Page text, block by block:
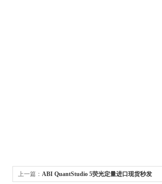
上一篇： ABI QuantStudio 5荧光定量进口现货秒发